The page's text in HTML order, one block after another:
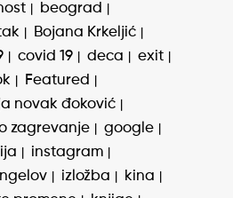
beograd
Bojana Krkeljić
covid 19 deca
exit
Featured
novak đoković
zagrevanje
google
instagram
izložba
kina